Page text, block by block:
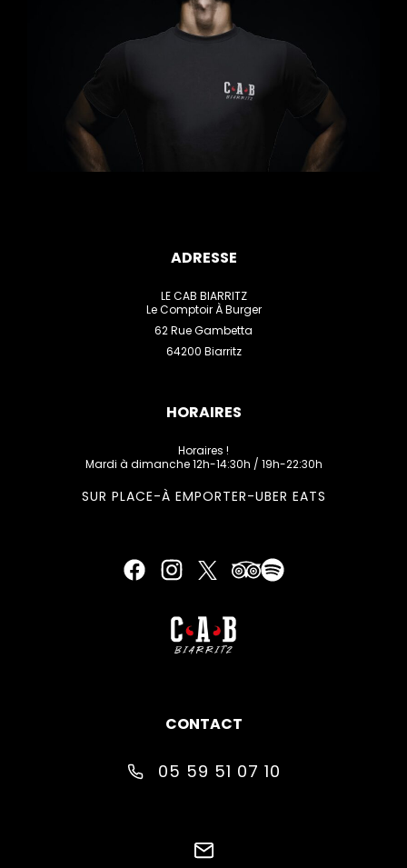
ADRESSE
LE CAB BIARRITZ
Le Comptoir À Burger
62 Rue Gambetta
64200 Biarritz
HORAIRES
Horaires !
Mardi à dimanche 12h-14:30h / 19h-22:30h
SUR PLACE-À EMPORTER-UBER EATS
CONTACT
05 59 51 07 10